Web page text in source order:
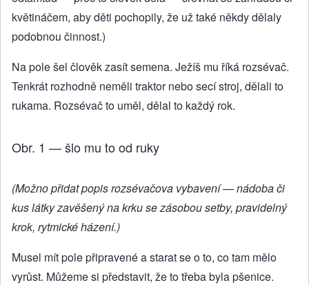
květináčem, aby děti pochopily, že už také někdy dělaly
podobnou činnost.)
Na pole šel člověk zasít semena. Ježíš mu říká rozsévač.
Tenkrát rozhodně neměli traktor nebo secí stroj, dělali to
rukama. Rozsévač to uměl, dělal to každý rok.
Obr. 1 — šlo mu to od ruky
(Možno přidat popis rozsévačova vybavení — nádoba či
kus látky zavěšený na krku se zásobou setby, pravidelný
krok, rytmické házení.)
Musel mít pole připravené a starat se o to, co tam mělo
vyrůst. Můžeme si představit, že to třeba byla pšenice.